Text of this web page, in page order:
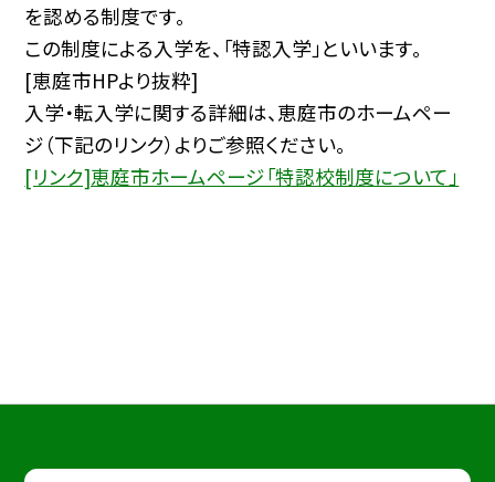
を認める制度です。
この制度による入学を、「特認入学」といいます。
[恵庭市HPより抜粋]
入学・転入学に関する詳細は、恵庭市のホームペー
ジ（下記のリンク）よりご参照ください。
[リンク]恵庭市ホームページ「特認校制度について」